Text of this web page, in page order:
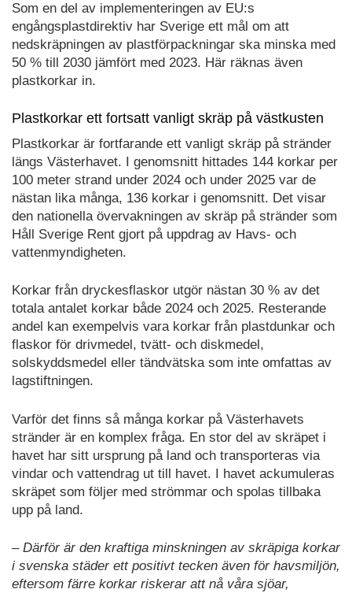
Som en del av implementeringen av EU:s
engångsplastdirektiv har Sverige ett mål om att
nedskräpningen av plastförpackningar ska minska med
50 % till 2030 jämfört med 2023. Här räknas även
plastkorkar in.
Plastkorkar ett fortsatt vanligt skräp på västkusten
Plastkorkar är fortfarande ett vanligt skräp på stränder
längs Västerhavet. I genomsnitt hittades 144 korkar per
100 meter strand under 2024 och under 2025 var de
nästan lika många, 136 korkar i genomsnitt. Det visar
den nationella övervakningen av skräp på stränder som
Håll Sverige Rent gjort på uppdrag av Havs- och
vattenmyndigheten.
Korkar från dryckesflaskor utgör nästan 30 % av det
totala antalet korkar både 2024 och 2025. Resterande
andel kan exempelvis vara korkar från plastdunkar och
flaskor för drivmedel, tvätt- och diskmedel,
solskyddsmedel eller tändvätska som inte omfattas av
lagstiftningen.
Varför det finns så många korkar på Västerhavets
stränder är en komplex fråga. En stor del av skräpet i
havet har sitt ursprung på land och transporteras via
vindar och vattendrag ut till havet. I havet ackumuleras
skräpet som följer med strömmar och spolas tillbaka
upp på land.
– Därför är den kraftiga minskningen av skräpiga korkar
i svenska städer ett positivt tecken även för havsmiljön,
eftersom färre korkar riskerar att nå våra sjöar,